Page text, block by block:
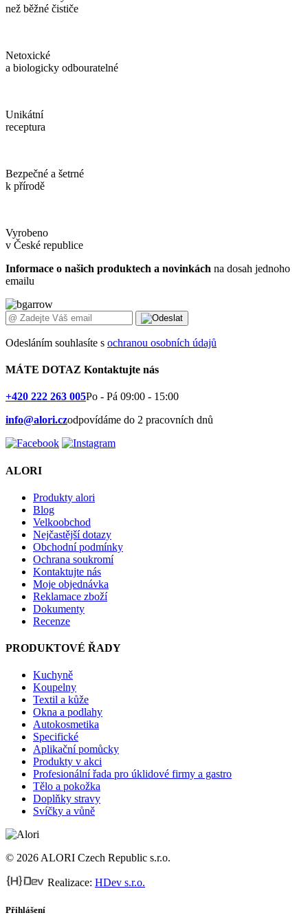
než běžné čističe
Netoxické
a biologicky odbouratelné
Unikátní
receptura
Bezpečné a šetrné
k přírodě
Vyrobeno
v České republice
Informace o našich produktech a novinkách na dosah jednoho
emailu
Odesláním souhlasíte s ochranou osobních údajů
MÁTE DOTAZ Kontaktujte nás
+420 222 263 005Po - Pá 09:00 - 15:00
info@alori.czodpovídáme do 2 pracovních dnů
ALORI
Produkty alori
Blog
Velkoobchod
Nejčastější dotazy
Obchodní podmínky
Ochrana soukromí
Kontaktujte nás
Moje objednávka
Reklamace zboží
Dokumenty
Recenze
PRODUKTOVÉ ŘADY
Kuchyně
Koupelny
Textil a kůže
Okna a podlahy
Autokosmetika
Specifické
Aplikační pomůcky
Produkty v akci
Profesionální řada pro úklidové firmy a gastro
Tělo a pokožka
Doplňky stravy
Svíčky a vůně
© 2026 ALORI Czech Republic s.r.o.
Realizace: HDev s.r.o.
Přihlášení